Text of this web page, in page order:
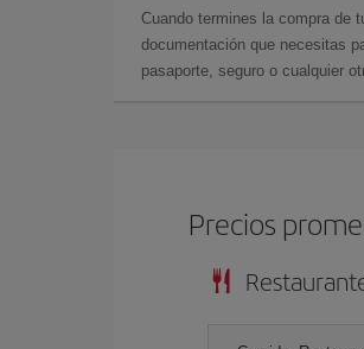
Cuando termines la compra de
documentación que necesitas
pasaporte, seguro o cualquier
Precios